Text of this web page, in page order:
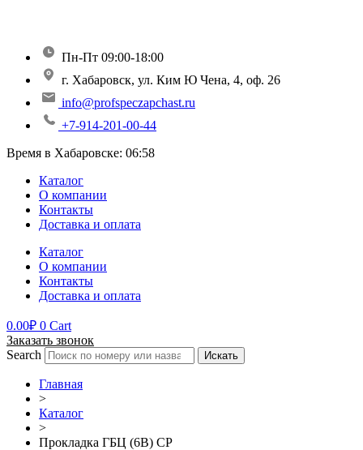
Пн-Пт 09:00-18:00
г. Хабаровск, ул. Ким Ю Чена, 4, оф. 26
info@profspeczapchast.ru
+7-914-201-00-44
Время в Хабаровске: 06:58
Каталог
О компании
Контакты
Доставка и оплата
Каталог
О компании
Контакты
Доставка и оплата
0.00₽ 0 Cart
Заказать звонок
Search
Искать
Главная
>
Каталог
>
Прокладка ГБЦ (6В) CP